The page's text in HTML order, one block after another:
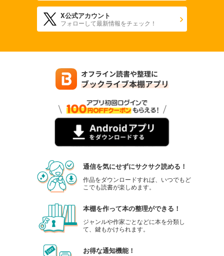
X公式アカウント
フォローして最新情報をチェック！
通信を気にせずにサクサク読める！
作品をダウンロードすれば、いつでもど
こでも読書が楽しめます。
本棚を作って本の整理ができる！
ジャンルや作家ごとなどに本を分類し
て、鍵もかけられます。
お得な通知機能！